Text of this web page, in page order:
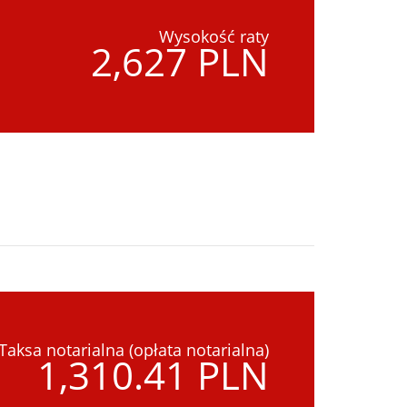
Wysokość raty
2,627 PLN
notarialna (opłata notarialna)
1,310.41 PLN